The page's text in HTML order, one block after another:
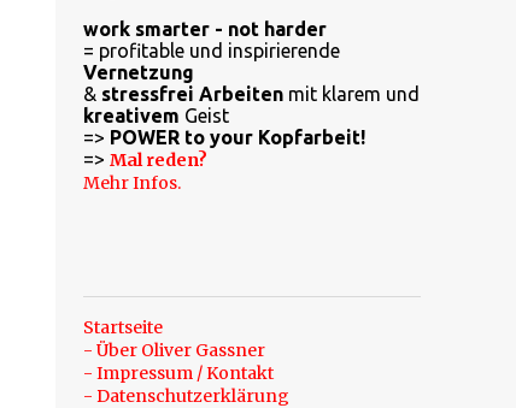
work smarter - not harder
= profitable und inspirierende
Vernetzung
& stressfrei Arbeitenmit klarem und
kreativem Geist
=> POWER to your Kopfarbeit!
=> Mal reden?
Mehr Infos.
Startseite
- Über Oliver Gassner
- Impressum / Kontakt
- Datenschutzerklärung